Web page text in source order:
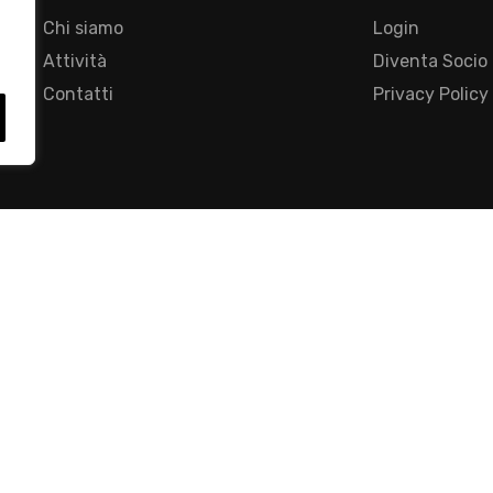
Chi siamo
Attività
Contatti
Login
Diventa Socio
Privacy Policy